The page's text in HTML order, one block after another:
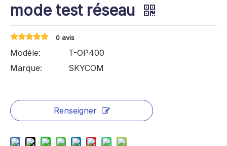
mode test réseau
0 avis
Modèle:
T-OP400
Marque:
SKYCOM
Renseigner